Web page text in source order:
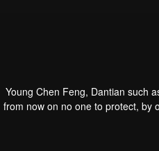
Young Chen Feng, Dantian such
from now on no one to protect, by
the master left the supreme